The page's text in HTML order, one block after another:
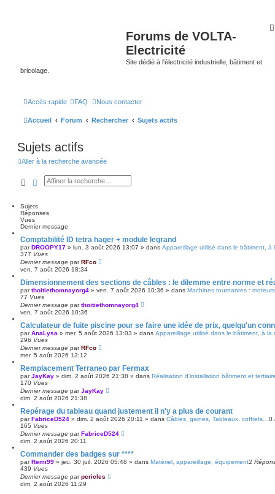
Forums de VOLTA-
Electricité
Site dédié à l'électricité industrielle, bâtiment et
bricolage.
Accès rapide FAQ Nous contacter
Accueil Forum Rechercher Sujets actifs
Sujets actifs
Aller à la recherche avancée
Rechercher
Recherche avancée
Sujets
Réponses
Vues
Dernier message
Comptabilité ID tetra hager + module legrand
parDROOPY17 » lun. 3 août 2026 13:07 » dans Appareillage utilisé dans le bâtiment, à
377 Vues
Dernier message parRFco
ven. 7 août 2026 18:34
Dimensionnement des sections de câbles : le dilemme entre norme et
parthoitiethomnayorg4 » ven. 7 août 2026 10:36 » dans Machines tournantes :
77 Vues
Dernier message parthoitiethomnayorg4
ven. 7 août 2026 10:36
Calculateur de fuite piscine pour se faire une idée de prix, quelqu'un
parAnaLysa » mer. 5 août 2026 13:03 » dans Appareillage utilisé dans le bâtiment, à la
296 Vues
Dernier message parRFco
mer. 5 août 2026 13:12
Remplacement Terraneo par Fermax
parJayKay » dim. 2 août 2026 21:38 » dans Réalisation d’installation bâtiment et
170 Vues
Dernier message parJayKay
dim. 2 août 2026 21:38
Repérage du tableau quand justement il n'y a plus de courant
parFabriceD524 » dim. 2 août 2026 20:11 » dans Câbles, gaines, Tableaux, coffrets… 0
165 Vues
Dernier message parFabriceD524
dim. 2 août 2026 20:11
Commander des badges sur ****
parRemi99 » jeu. 30 juil. 2026 05:48 » dans Matériel, appareillage, équipement2
439 Vues
Dernier message parpericles
dim. 2 août 2026 11:29